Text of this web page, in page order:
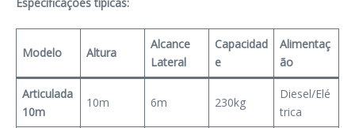
Modelo Altura
Alcance
Lateral
Capacidad
e
Alimentaç
ão
Articulada
10m
10m 6m 230kg
Diesel/Elé
trica